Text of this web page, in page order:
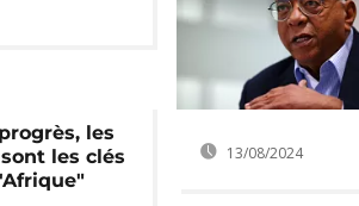
les
les clés
13/08/2024